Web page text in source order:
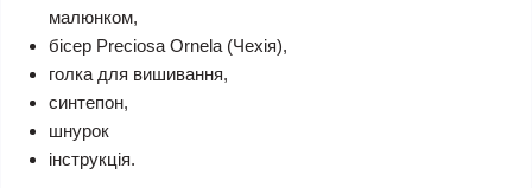
малюнком,
бісер Preciosa Ornela (Чехія),
голка для вишивання,
синтепон,
шнурок
інструкція.